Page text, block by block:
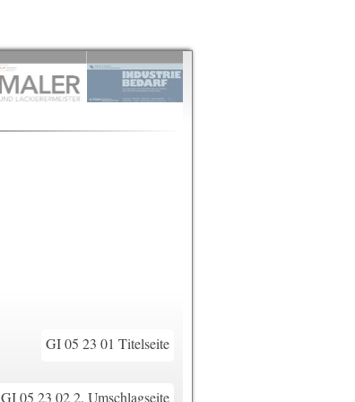
GI 05 23 01 Titelseite
GI 05 23 02 2. Umschlagseite